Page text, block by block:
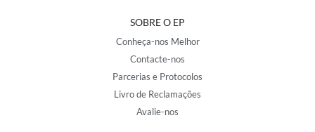
SOBRE O EP
Conheça-nos Melhor
Contacte-nos
Parcerias e Protocolos
Livro de Reclamações
Avalie-nos